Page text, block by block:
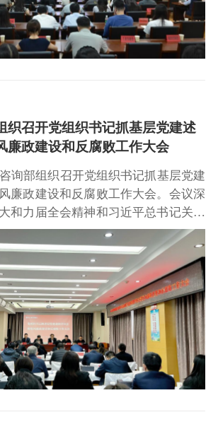
紧扣科学决策工作导向，直面政府投
文件编审
织召开党组织书记抓基层党建述
廉政建设和反腐败工作大会
询部组织召开党组织书记抓基层党建
廉政建设和反腐败工作大会。会议深
和力届全会精神和习近平总书记关于
，认真落实二十届中央纪委五次全会
集团党建、党风廉政工作部署，回顾
党风廉政工作，部署安排2026年重点
下围绕生产经营抓好党建工作，为推
、确保“十五五”开好局起好步提供坚
党委书记、董事长施浩川出席会议并
书记、董事、总经理邓鑫主持会议，